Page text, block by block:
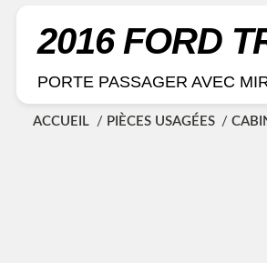
DIFFÉRENTIELS ET SUSPENSIONS
KIT HYDRAULIQUE
PLATEFORME
2016 FORD
PORTE PASSAGER AVEC
ACCUEIL PIÈCES USAGÉES